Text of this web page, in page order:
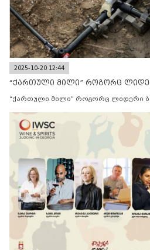
2025-10-20 12:44
“ქართული მილი” როგორც
“ქართული მილი” როგორც ლიდერი